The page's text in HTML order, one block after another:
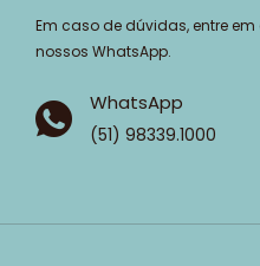
Em caso de dúvidas, entre
nossos WhatsApp.
WhatsApp
(51) 98339.1000